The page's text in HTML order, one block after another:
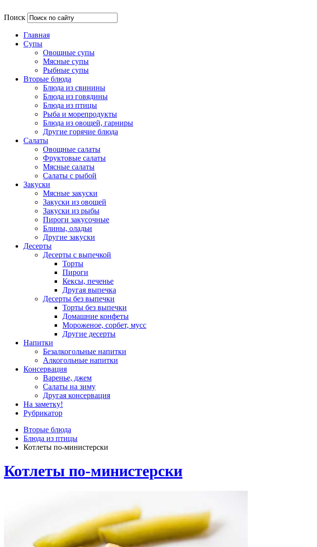
Поиск
Главная
Супы
Овощные супы
Мясные супы
Рыбные супы
Вторые блюда
Блюда из свинины
Блюда из говядины
Блюда из птицы
Рыба и морепродукты
Блюда из овощей, гарниры
Другие горячие блюда
Салаты
Овощные салаты
Фруктовые салаты
Мясные салаты
Салаты с рыбой
Закуски
Мясные закуски
Закуски из овощей
Закуски из рыбы
Пироги закусочные
Блины, оладьи
Другие закуски
Десерты
Десерты с выпечкой
Торты
Пироги
Кексы, печенье
Другая выпечка
Десерты без выпечки
Торты без выпечки
Домашние конфеты
Мороженое, сорбет, мусс
Другие десерты
Напитки
Безалкогольные напитки
Алкогольные напитки
Консервация
Варенье, джем
Салаты на зиму
Другая консервация
На заметку!
Рубрикатор
Вторые блюда
Блюда из птицы
Котлеты по-министерски
Котлеты по-министерски